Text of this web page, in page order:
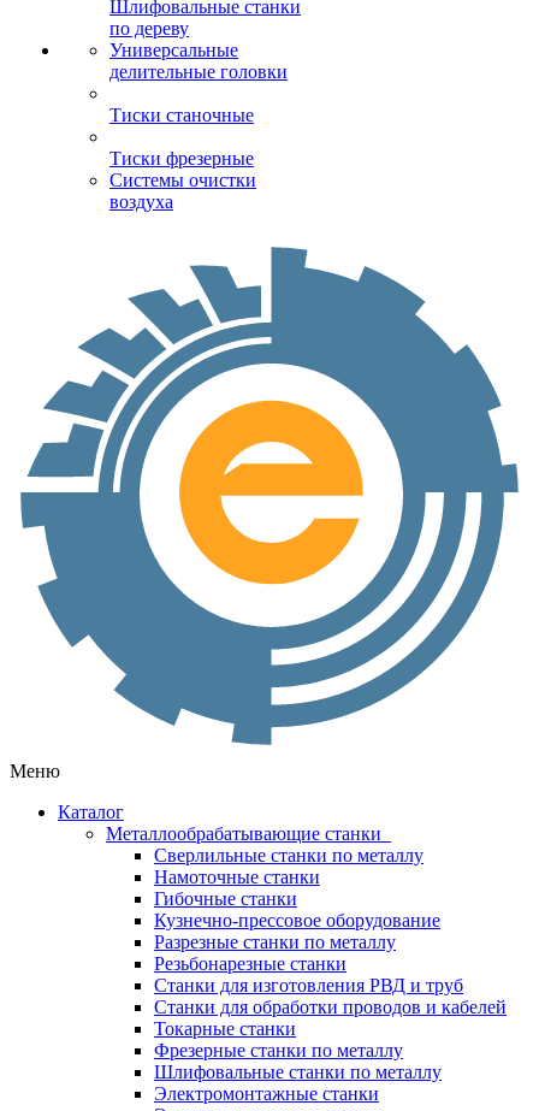
Шлифовальные станки
по дереву
Универсальные
делительные головки
Тиски станочные
Тиски фрезерные
Системы очистки
воздуха
Меню
Каталог
Металлообрабатывающие станки
Сверлильные станки по металлу
Намоточные станки
Гибочные станки
Кузнечно-прессовое оборудование
Разрезные станки по металлу
Резьбонарезные станки
Станки для изготовления РВД и труб
Станки для обработки проводов и кабелей
Токарные станки
Фрезерные станки по металлу
Шлифовальные станки по металлу
Электромонтажные станки